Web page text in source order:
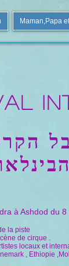
Maman,Papa
à Ashdod du 8
la piste
de cirque .
locaux et
, Ethiopie